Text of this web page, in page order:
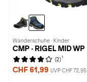
Wanderschuhe · Kinder
CMP · RIGEL MID WP
(2) 1
CHF 61,99 UVP CHF 72,95